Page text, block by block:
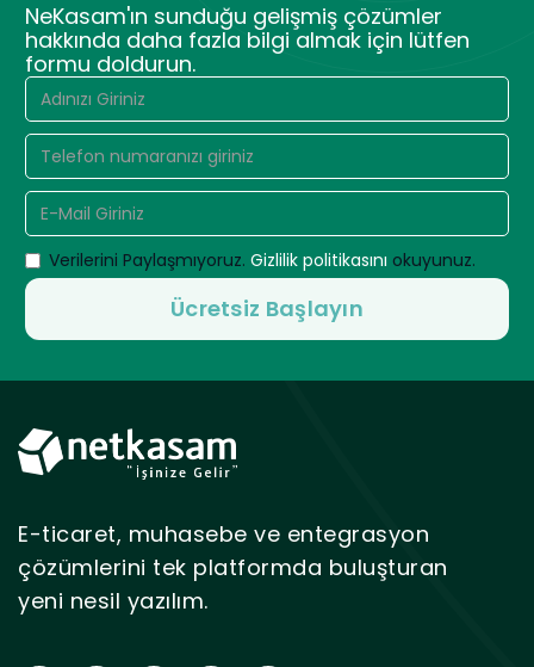
NeKasam'ın sunduğu gelişmiş çözümler
hakkında daha fazla bilgi almak için lütfen
formu doldurun.
Verilerini Paylaşmıyoruz. Gizlilik politikasını okuyunuz.
E-ticaret, muhasebe ve entegrasyon
çözümlerini tek platformda buluşturan
yeni nesil yazılım.